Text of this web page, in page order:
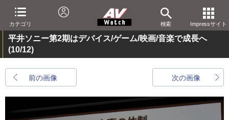
カテゴリ 検索 Impressサイト
平井ソニー第2期はデバイス/ゲーム/映画/音楽で成長へ
(10/12)
前の画像 次の画像